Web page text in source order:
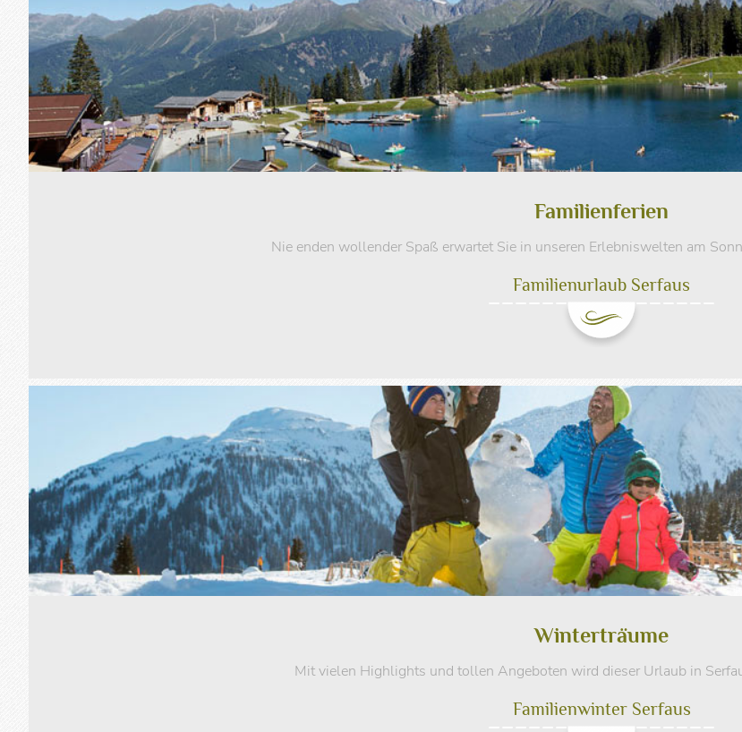
Familienferien
Nie enden wollender Spaß erwartet Sie in unseren Erlebniswelten am
Familienurlaub Serfaus
Winterträume
Mit vielen Highlights und tollen Angeboten wird dieser Urlaub in
Familienwinter Serfaus